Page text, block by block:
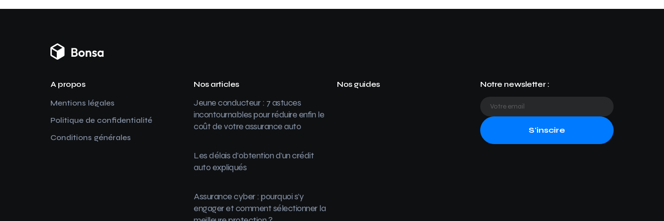
A propos
Mentions légales
Politique de confidentialité
Conditions générales
Nos articles
Jeune conducteur : 7 astuces
incontournables pour réduire enfin le
coût de votre assurance auto
Les délais d’obtention d’un crédit
auto expliqués
Assurance cyber : pourquoi s’y
engager et comment sélectionner la
Nos guides Notre newsletter :
S'inscire